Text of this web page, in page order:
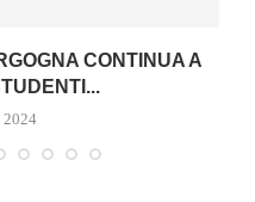
CONTINUA A
2024